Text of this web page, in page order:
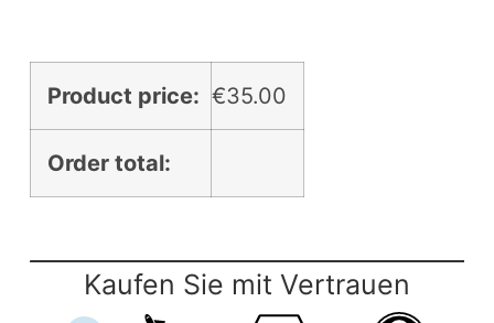
Product price: €35.00
Order total:
Kaufen Sie mit Vertrauen